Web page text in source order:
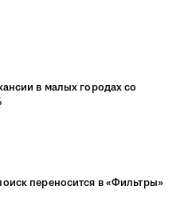
в малых городах со
переносится в «Фильтры»